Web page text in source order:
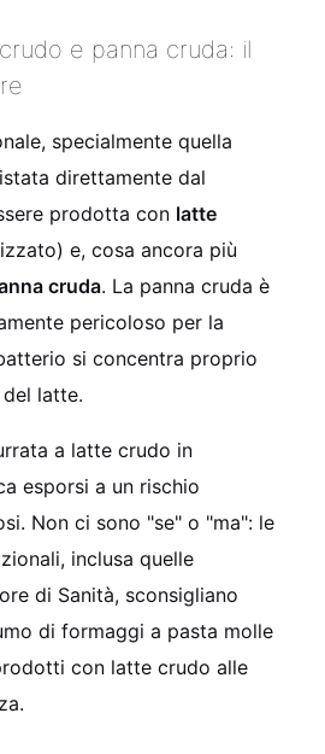
e panna cruda: il
specialmente quella
direttamente dal
prodotta con latte
e, cosa ancora più
cruda. La panna cruda è
pericoloso per la
si concentra proprio
latte.
a latte crudo in
esporsi a un rischio
Non ci sono "se" o "ma": le
inclusa quelle
di Sanità, sconsigliano
di formaggi a pasta molle
con latte crudo alle